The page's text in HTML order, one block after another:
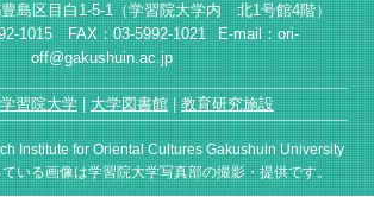
島区目白1-5-1（学習院大学内 北1号館4階）
1015 FAX：03-5992-1021
E-mail：ori-
off@gakushuin.ac.jp
学習院大学 大学図書館 教育研究施設
Institute for Oriental Cultures Gakushuin University
いる画像は学習院大学写真部の撮影・提供です。